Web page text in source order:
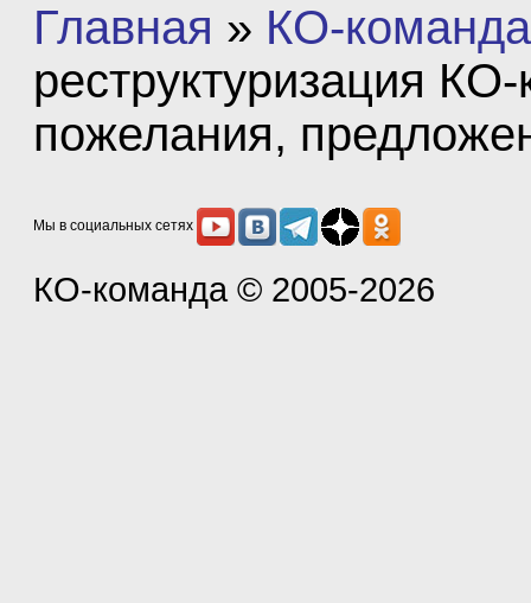
Главная » КО-команда
реструктуризация
пожелания,
Мы в социальных сетях
КО-команда © 2005-2026